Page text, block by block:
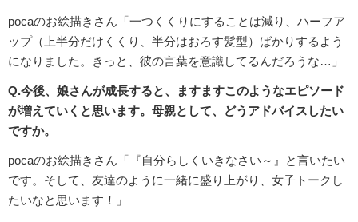
pocaのお絵描きさん「一つくくりにすることは減り、ハーフア
ップ（上半分だけくくり、半分はおろす髪型）ばかりするよう
になりました。きっと、彼の言葉を意識してるんだろうな…」
Q.今後、娘さんが成長すると、ますますこのようなエピソード
が増えていくと思います。母親として、どうアドバイスしたい
ですか。
pocaのお絵描きさん「『自分らしくいきなさい～』と言いたい
です。そして、友達のように一緒に盛り上がり、女子トークし
たいなと思います！」